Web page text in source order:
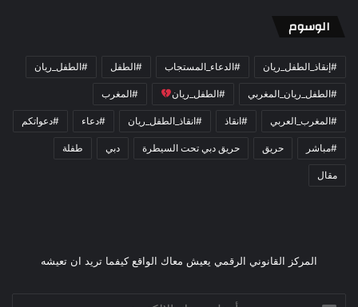
الوسوم
#إنقاذ_الطفل_ريان #الدعاء_المستجاب #الطفل #الطفل_ريان
#الطفل_ريان_المغربي #الطفل_ريان #المغرب
#المغرب_العربي #انقاذ #انقاذ_الطفل_ريان #دعاء #دعواتكم
#مباشر حريق حريق دبي تحت السيطرة دبي طفلة
مقال
المركز القانوني الرقمي يعيش معاك الواقع كيفما تريد ان تعيشه